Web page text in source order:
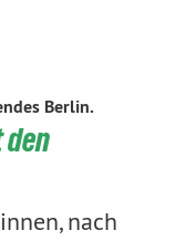
Berlin.
den
nach